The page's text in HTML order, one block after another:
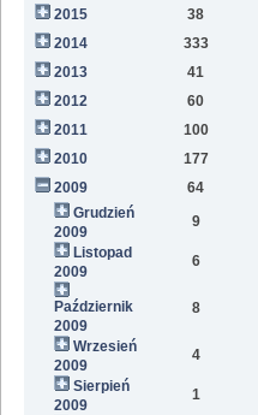
2015 38
2014
333
2013
41
2012
60
2011
100
2010
177
2009
64
Grudzień
2009
9
Listopad
2009
6
Październik
2009
8
Wrzesień
2009
4
Sierpień
2009
1